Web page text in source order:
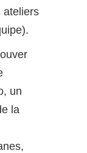
ateliers
un
la